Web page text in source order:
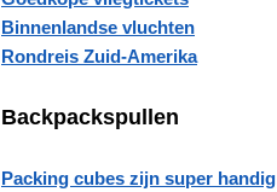
Binnenlandse vluchten
Rondreis Zuid-Amerika
Backpackspullen
Packing cubes zijn super handig